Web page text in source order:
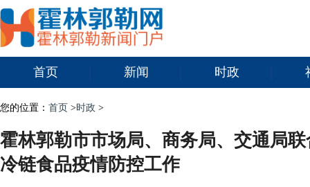
首页 新闻 时政
您的位置： 首页 >时政 >
霍林郭勒市市场局、商务局、交通局
冷链食品疫情防控工作